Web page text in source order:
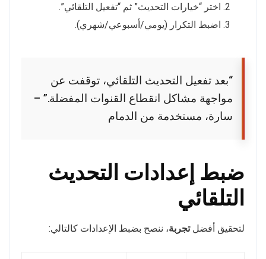
اختر “خيارات التحديث” ثم “تفعيل التلقائي”.
اضبط التكرار (يومي/أسبوعي/شهري).
“بعد تفعيل التحديث التلقائي، توقفت عن
مواجهة مشاكل انقطاع القنوات المفضلة.” –
سارة، مستخدمة من الدمام
ضبط إعدادات التحديث
التلقائي
لتحقيق أفضلتجربة، ننصح بضبط الإعدادات كالتالي: